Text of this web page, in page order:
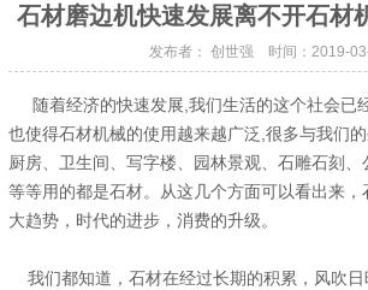
石材磨边机快速发展离不开石材
发布者： 创世强 时间：2019-
随着经济的快速发展,我们生活的这个社会已
也使得石材机械的使用越来越广泛,很多与我们
厨房、卫生间、写字楼、园林景观、石雕石刻
等等用的都是石材。从这几个方面可以看出来
大趋势，时代的进步，消费的升级。
我们都知道，石材在经过长期的积累，风吹日